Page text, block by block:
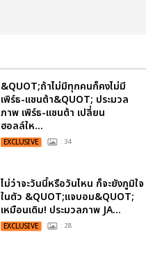
&QUOT;ถ้าไม่มีทุกคนก็คงไม่มี
เพิร์ธ-แซนต้า&QUOT; ประมวล
ภาพ เพิร์ธ-แซนต้า เปลี่ยน
ฮอลล์ให...
EXCLUSIVE : 34
ไม่ว่าจะวันนี้หรือวันไหน ก็จะยังภูมิใจ
ในตัว &QUOT;แจบอม&QUOT;
เหมือนเดิม! ประมวลภาพ JA...
EXCLUSIVE : 28